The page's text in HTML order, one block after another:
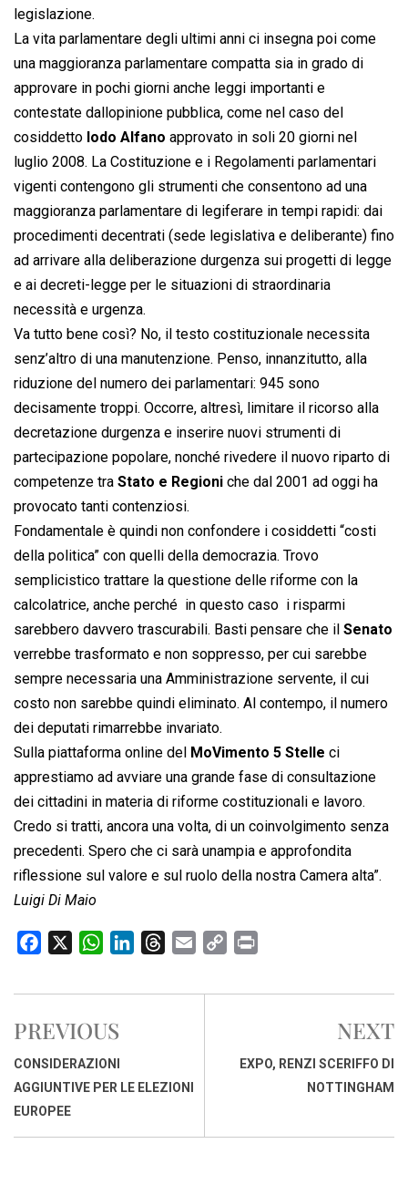
legislazione.
La vita parlamentare degli ultimi anni ci insegna poi come
una maggioranza parlamentare compatta sia in grado di
approvare in pochi giorni anche leggi importanti e
contestate dallopinione pubblica, come nel caso del
cosiddetto  lodo Alfano  approvato in soli 20 giorni nel
luglio 2008. La Costituzione e i Regolamenti parlamentari
vigenti contengono gli strumenti che consentono ad una
maggioranza parlamentare di legiferare in tempi rapidi: dai
procedimenti decentrati (sede legislativa e deliberante) fino
ad arrivare alla deliberazione durgenza sui progetti di legge
e ai decreti-legge per le situazioni di straordinaria
necessità e urgenza.
Va tutto bene così? No, il testo costituzionale necessita
senz’altro di una manutenzione. Penso, innanzitutto, alla
riduzione del numero dei parlamentari: 945 sono
decisamente troppi. Occorre, altresì, limitare il ricorso alla
decretazione durgenza e inserire nuovi strumenti di
partecipazione popolare, nonché rivedere il nuovo riparto di
competenze tra Stato e Regioni che dal 2001 ad oggi ha
provocato tanti contenziosi.
Fondamentale è quindi non confondere i cosiddetti “costi
della politica” con quelli della democrazia. Trovo
semplicistico trattare la questione delle riforme con la
calcolatrice, anche perché  in questo caso  i risparmi
sarebbero davvero trascurabili. Basti pensare che il Senato
verrebbe trasformato e non soppresso, per cui sarebbe
sempre necessaria una Amministrazione servente, il cui
costo non sarebbe quindi eliminato. Al contempo, il numero
dei deputati rimarrebbe invariato.
Sulla piattaforma online del MoVimento 5 Stelle ci
apprestiamo ad avviare una grande fase di consultazione
dei cittadini in materia di riforme costituzionali e lavoro.
Credo si tratti, ancora una volta, di un coinvolgimento senza
precedenti. Spero che ci sarà unampia e approfondita
riflessione sul valore e sul ruolo della nostra Camera alta”.
Luigi Di Maio
c
b
o
o
k
W
a
s
A
p
n
I
r
s
a
p
i
PREVIOUS
CONSIDERAZIONI
AGGIUNTIVE PER LE ELEZIONI
EUROPEE
NEXT
EXPO, RENZI SCERIFFO DI
NOTTINGHAM